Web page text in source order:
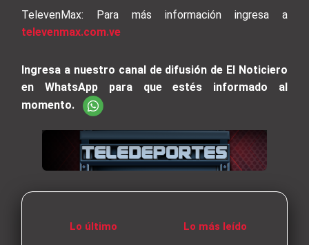
TelevenMax: Para más información ingresa a
televenmax.com.ve
Ingresa a nuestro canal de difusión de El Noticiero
en WhatsApp para que estés informado al
momento.
Lo último Lo más leído